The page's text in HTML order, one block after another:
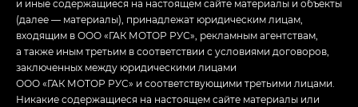
и иные содержащиеся на настоящем сайте материалы и объекты
(далее — материалы), принадлежат юридическим лицам,
входящим в ООО «ГАК МОТОР РУС», рекламным агентствам,
а также иным третьим в соответствии с условиями договоров,
заключенных между юридическими лицами
ООО «ГАК МОТОР РУС» и соответствующими третьими лицами.
Никакие содержащиеся на настоящем сайте материалы или